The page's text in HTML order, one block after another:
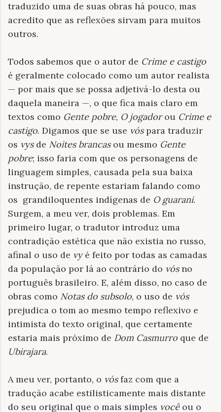
traduzido uma de suas obras há pouco, mas
acredito que as reflexões sirvam para muitos
outros.
Todos sabemos que o autor de Crime e castigo
é geralmente colocado como um autor realista
— por mais que se possa adjetivá-lo desta ou
daquela maneira —, o que fica mais claro em
textos como Gente pobre, O jogadorou Crime e
castigo. Digamos que se use vóspara traduzir
os vysde Noites brancasou mesmo Gente
pobre; isso faria com que os personagens de
linguagem simples, causada pela sua baixa
instrução, de repente estariam falando como
os grandiloquentes indígenas de O guarani.
Surgem, a meu ver, dois problemas. Em
primeiro lugar, o tradutor introduz uma
contradição estética que não existia no russo,
afinal o uso de vyé feito por todas as camadas
da população por lá ao contrário do vósno
português brasileiro. E, além disso, no caso de
obras como Notas do subsolo, o uso de vós
prejudica o tom ao mesmo tempo reflexivo e
intimista do texto original, que certamente
estaria mais próximo de Dom Casmurro que de
Ubirajara.
A meu ver, portanto, o vósfaz com que a
tradução acabe estilisticamente mais distante
do seu original que o mais simples vocêou o